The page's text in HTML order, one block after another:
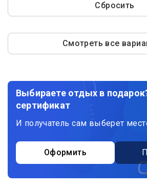
Сбросить
Смотреть все
Выбираете отдых в
сертификат
И получатель сам выберет
Оформить